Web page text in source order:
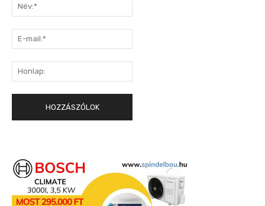
mail:*